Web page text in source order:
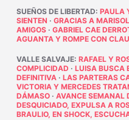
SUEÑOS DE LIBERTAD: PAULA
SIENTEN · GRACIAS A
AMIGOS· GABRIEL CAE
AGUANTA Y ROMPE CON
VALLE SALVAJE: RAFAEL Y
COMPLICIDAD · LUISA BUSCA
DEFINITIVA· LAS PARTERAS
VICTORIA Y MERCEDES
DÁMASO· AVANCE SEMANAL
DESQUICIADO, EXPULSA A
BRAULIO, EN SHOCK,